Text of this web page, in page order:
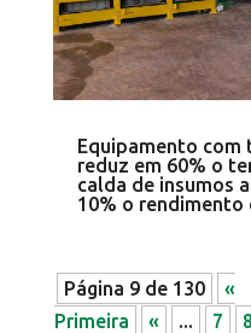
Equipamento com
reduz em 60% o
calda de insumos
10% o rendimento
Página 9 de 130
«
Primeira
« ... 7 8